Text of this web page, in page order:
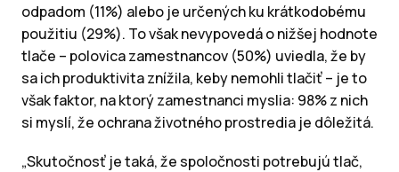
odpadom (11%) alebo je určených ku krátkodobému
použitiu (29%). To však nevypovedá o nižšej hodnote
tlače – polovica zamestnancov (50%) uviedla, že by
sa ich produktivita znížila, keby nemohli tlačiť – je to
však faktor, na ktorý zamestnanci myslia: 98% z nich
si myslí, že ochrana životného prostredia je dôležitá.
„Skutočnosť je taká, že spoločnosti potrebujú tlač,